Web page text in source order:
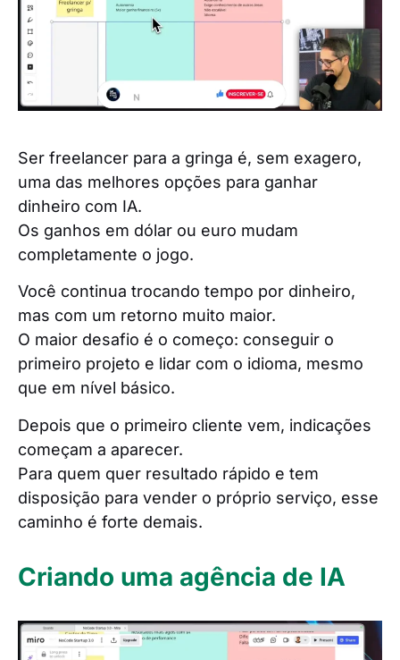
Ser freelancer para a gringa é, sem exagero,
uma das melhores opções para ganhar
dinheiro com IA.
Os ganhos em dólar ou euro mudam
completamente o jogo.
Você continua trocando tempo por dinheiro,
mas com um retorno muito maior.
O maior desafio é o começo: conseguir o
primeiro projeto e lidar com o idioma, mesmo
que em nível básico.
Depois que o primeiro cliente vem, indicações
começam a aparecer.
Para quem quer resultado rápido e tem
disposição para vender o próprio serviço, esse
caminho é forte demais.
Criando uma agência de IA